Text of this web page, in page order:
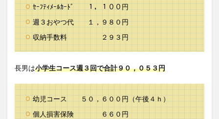
ｾｰﾌﾃｨﾒｰﾙｶｰﾄﾞ １，１００円
週３おやつ代 １，９８０円
収納手数料 ２９３円
長男は小学生コース週３回で合計９０，０５３円
幼児コース ５０，６００円（午後４ｈ）
個人損害保険 ６６０円